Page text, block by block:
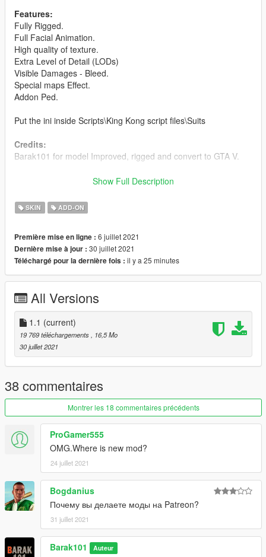
Features:
Fully Rigged.
Full Facial Animation.
High quality of texture.
Extra Level of Detail (LODs)
Visible Damages - Bleed.
Special maps Effect.
Addon Ped.
Put the ini inside Scripts\King Kong script files\Suits
Credits:
Barak101 for model Improved, rigged and convert to GTA V.
Support my on Patreon.
Enjoy and do not forget to comment!
Show Full Description
SKIN ADD-ON
Première mise en ligne : 6 juillet 2021
Dernière mise à jour : 30 juillet 2021
Téléchargé pour la dernière fois : il y a 25 minutes
All Versions
1.1 (current)
19 769 téléchargements
, 16,5 Mo
30 juillet 2021
38 commentaires
Montrer les 18 commentaires précédents
ProGamer555
OMG.Where is new mod?
24 juillet 2021
Bogdanius
Почему вы делаете моды на Patreon?
31 juillet 2021
Barak101 Auteur